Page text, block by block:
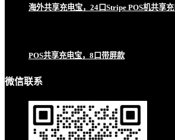
海外共享充电宝，24口Stripe POS机共享
POS共享充电宝，8口带屏款
微信联系